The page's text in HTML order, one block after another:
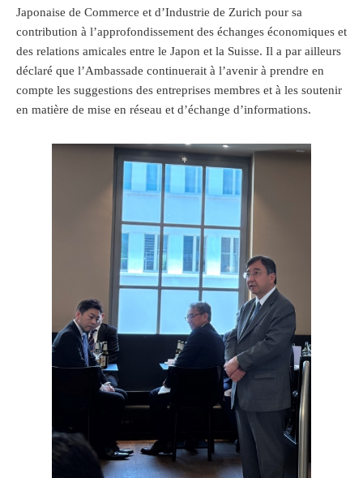
Japonaise de Commerce et d’Industrie de Zurich pour sa
contribution à l’approfondissement des échanges économiques et
des relations amicales entre le Japon et la Suisse. Il a par ailleurs
déclaré que l’Ambassade continuerait à l’avenir à prendre en
compte les suggestions des entreprises membres et à les soutenir
en matière de mise en réseau et d’échange d’informations.